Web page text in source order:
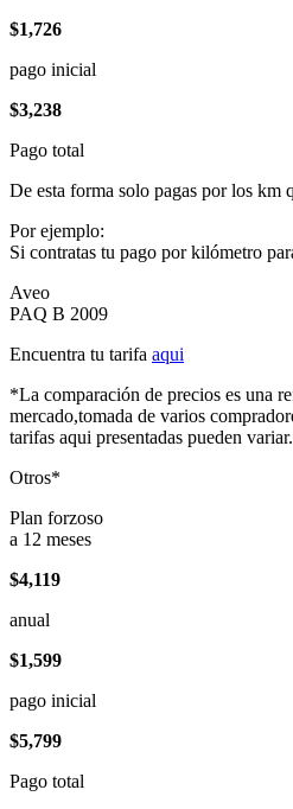
$1,726
pago inicial
$3,238
Pago total
De esta forma solo pagas por los km
Por ejemplo:
Si contratas tu pago por kilómetro
Aveo
PAQ B 2009
Encuentra tu tarifa aqui
*La comparación de precios es una
mercado,tomada de varios
tarifas aqui presentadas pueden variar.
Otros*
Plan forzoso
a 12 meses
$4,119
anual
$1,599
pago inicial
$5,799
Pago total